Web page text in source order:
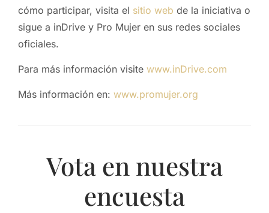
cómo participar, visita el sitio web de la iniciativa o
sigue a inDrive y Pro Mujer en sus redes sociales
oficiales.
Para más información visite www.inDrive.com
Más información en: www.promujer.org
Vota en nuestra
encuesta